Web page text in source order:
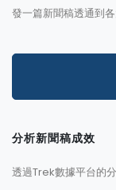
發一篇新聞稿透通到
分析新聞稿成效
透過Trek數據平台的